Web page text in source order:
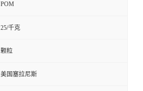
POM
25/千克
颗粒
美国塞拉尼斯